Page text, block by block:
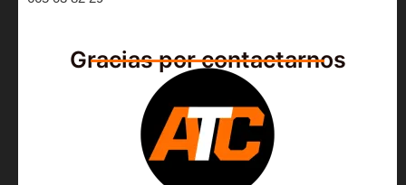
Gracias por contactarnos